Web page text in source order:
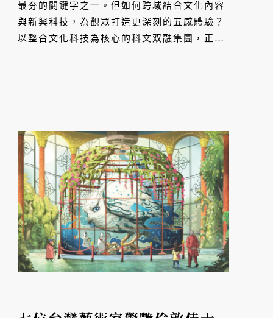
最夯的關鍵字之一。但如何跨域結合文化內容
與新興科技，為觀眾打造更深刻的五感體驗？
以整合文化科技為核心的科文双融集團，正在